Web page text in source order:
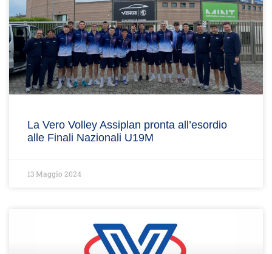
La Vero Volley Assiplan pronta all’esordio
alle Finali Nazionali U19M
13 Maggio 2024